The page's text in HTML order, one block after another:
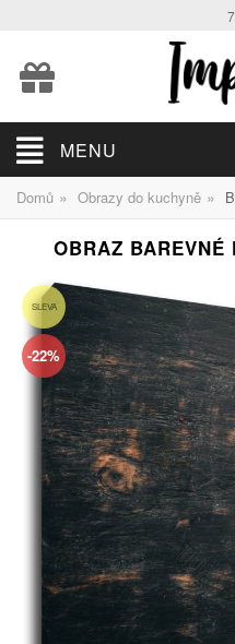
MENU
Domů » Obrazy do kuchyně »
OBRAZ BAREVNÉ
SLEVA
-22%